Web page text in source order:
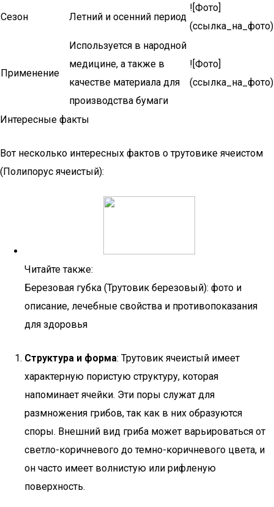
Сезон Летний и осенний период
![Фото]
(ссылка_на_фото)
Применение
Используется в народной
медицине, а также в
качестве материала для
производства бумаги
![Фото]
(ссылка_на_фото)
Интересные факты
Вот несколько интересных фактов о трутовике ячеистом
(Полипорус ячеистый):
Читайте также:
Березовая губка (Трутовик березовый): фото и
описание, лечебные свойства и противопоказания
для здоровья
Структура и форма: Трутовик ячеистый имеет
характерную пористую структуру, которая
напоминает ячейки. Эти поры служат для
размножения грибов, так как в них образуются
споры. Внешний вид гриба может варьироваться от
светло-коричневого до темно-коричневого цвета, и
он часто имеет волнистую или рифленую
поверхность.